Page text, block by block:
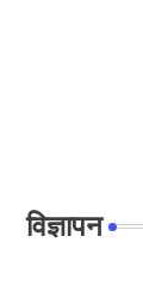
विज्ञापन